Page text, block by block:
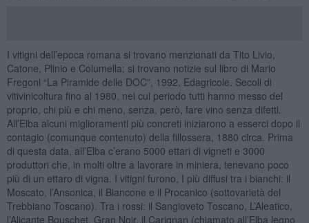
I vitigni dell’epoca romana si trovano menzionati da Tito Livio,
Catone, Plinio e Columella; si trovano notizie sul libro di Mario
Fregoni “La Piramide delle DOC”, 1992, Edagricole. Secoli di
vitivinicoltura fino al 1980, nei cui periodo tutti hanno messo del
proprio, chi più e chi meno, senza, però, fare vino senza difetti.
All’Elba alcuni miglioramenti più concreti iniziarono a esserci dopo il
contagio (comunque contenuto) della fillossera, 1880 circa. Prima
di questa data, all’Elba c’erano 5000 ettari di vigneti e 3000
produttori che, in molti oltre a lavorare in miniera, tenevano poco
più di un ettaro di vigna. I vitigni furono, I più diffusi tra i bianchi: il
Moscato, l’Ansonica, il Biancone e il Procanico (sottovarietà del
Trebbiano Toscano). Tra i rossi: il Sangioveto Toscano, L’Aleatico,
l’Alicante Bouschet, Gran Noir, il Carignan (chiamato all’Elba legno